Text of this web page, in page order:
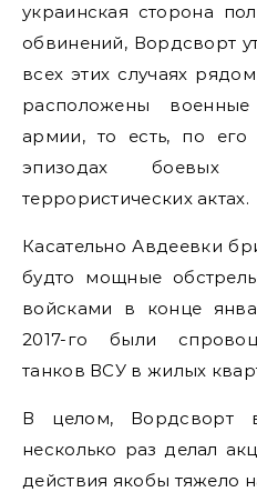
украинская сторона
обвинений, Вордсворт
всех этих случаях
расположены
армии, то есть, по
эпизодах
террористических актах.
Касательно Авдеевки
будто мощные
войсками в конце
2017-го были
танков ВСУ в жилых
В целом, Вордсворт
несколько раз делал
действия якобы тяжело